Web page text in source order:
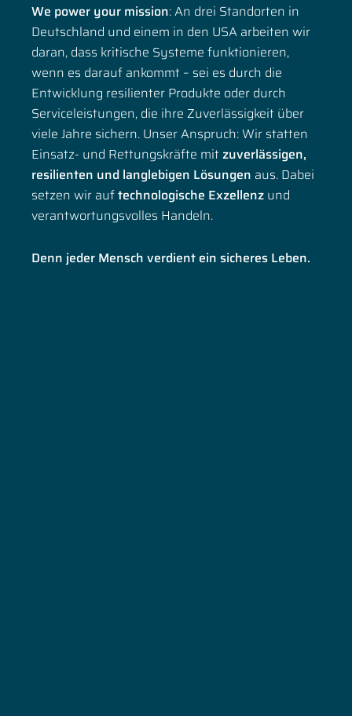
We power your mission: An drei Standorten in
Deutschland und einem in den USA arbeiten wir
daran, dass kritische Systeme funktionieren,
wenn es darauf ankommt – sei es durch die
Entwicklung resilienter Produkte oder durch
Serviceleistungen, die ihre Zuverlässigkeit über
viele Jahre sichern. Unser Anspruch: Wir statten
Einsatz- und Rettungskräfte mit zuverlässigen,
resilienten und langlebigen Lösungen aus. Dabei
setzen wir auftechnologische Exzellenz und
verantwortungsvolles Handeln.
Denn jeder Mensch verdient ein sicheres Leben.